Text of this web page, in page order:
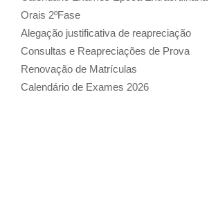
Orais 2ºFase
Alegação justificativa de reapreciação
Consultas e Reapreciações de Prova
Renovação de Matrículas
Calendário de Exames 2026